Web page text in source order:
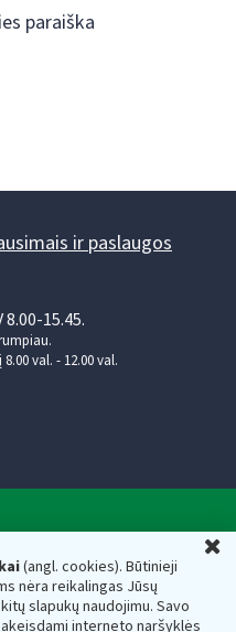
(angl. cookies). Būtinieji
nėra reikalingas Jūsų
slapukų naudojimu. Savo
interneto naršyklės
paraiška
ir paslaugos
15.45.
val. - 12.00 val.
prie Lietuvos
— 188659752,
Vilnius, Lietuva, el.paštas: